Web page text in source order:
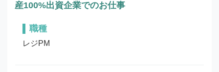
産100%出資企業でのお仕事
職種
レジPM